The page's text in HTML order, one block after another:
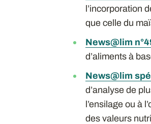
l’incorporation
que celle du
News@lim
d’aliments à
News@lim
d’analyse de
l’ensilage ou à
des valeurs